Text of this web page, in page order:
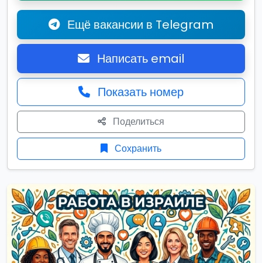
Ещё вакансии в Telegram
Написать email
Показать номер
Поделиться
Сохранить